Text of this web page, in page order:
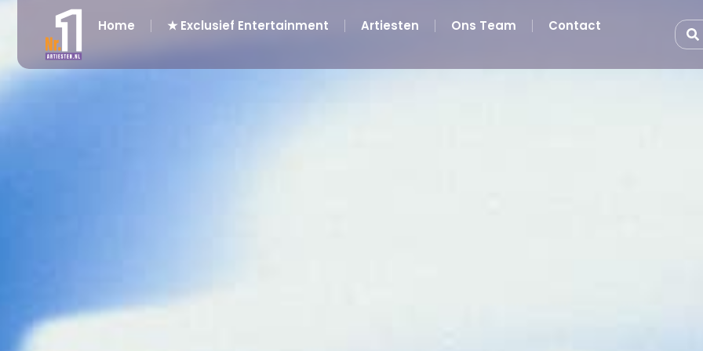
Home ★ Exclusief Entertainment Artiesten Ons Team Contact